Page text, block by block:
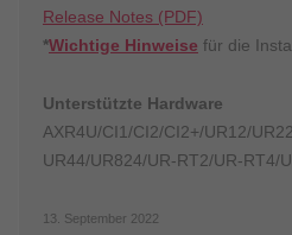
Release Notes (PDF)
*Wichtige Hinweise für die
Unterstützte Hardware
AXR4U/CI1/CI2/CI2+/UR12/
UR44/UR824/UR-RT2/UR-RT4/
13. September 2022